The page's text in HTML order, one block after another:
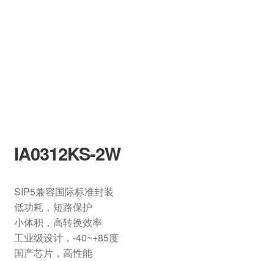
IA0312KS-2W
SIP5兼容国际标准封装
低功耗，短路保护
小体积，高转换效率
工业级设计，-40~+85度
国产芯片，高性能